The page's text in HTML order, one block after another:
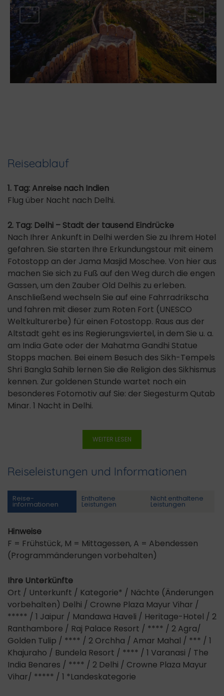
← →
Reiseablauf
1. Tag: Anreise nach Indien
Flug über Nacht nach Delhi.
2. Tag: Delhi – Stadt der tausend Eindrücke
Nach Ihrer Ankunft in Delhi werden Sie zu Ihrem Hotel
gefahren. Sie starten Ihre Erkundungstour mit einem
Fotostopp an der Jama Masjid Moschee. Von hier aus
machen Sie sich zu Fuß auf den Weg durch die engen
Gassen, um den Zauber Old Delhis zu erleben.
Anschließend wechseln Sie auf eine Fahrradrikscha
und fahren mit dieser zum Roten Fort (UNESCO
Weltkulturerbe) für einen Fotostopp. Raus aus der
Altstadt geht es ins Regierungsviertel, in dem Sie u. a.
am India Gate oder der Mahatma Gandhi Statue
Stopps machen. Bei einem Besuch des Sikh-Tempels
Shri Bangla Sahib lernen Sie die Religion des Sikhismus
kennen. Zur goldenen Stunde wartet noch ein
besonderes Fotomotiv auf Sie: der Siegesturm Qutab
Minar. 1 Nacht in Delhi.
WEITER LESEN
Reiseleistungen und Informationen
Reise­
informationen
Enthaltene
Leistungen
Nicht enthaltene
Leistungen
Hinweise
F = Frühstück, M = Mittagessen, A = Abendessen
(Programmänderungen vorbehalten)
Ihre Unterkünfte
Ort / Unterkunft / Kategorie* / Nächte (Änderungen
vorbehalten) Delhi / Crowne Plaza Mayur Vihar /
***** / 1 Jaipur / Mandawa Haveli / Heritage-Hotel / 2
Ranthambore / Raj Palace Resort / **** / 2 Agra/
Golden Tulip / **** / 2 Orchha / Amar Mahal / *** / 1
Khajuraho / Bundela Resort / **** / 1 Varanasi / The
India Benares / **** / 2 Delhi / Crowne Plaza Mayur
Vihar/ ***** / 1 *Landeskategorie